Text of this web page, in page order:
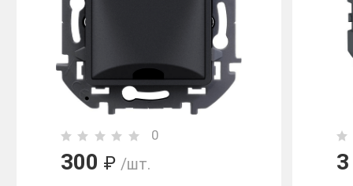
0
300 ₽ /шт.